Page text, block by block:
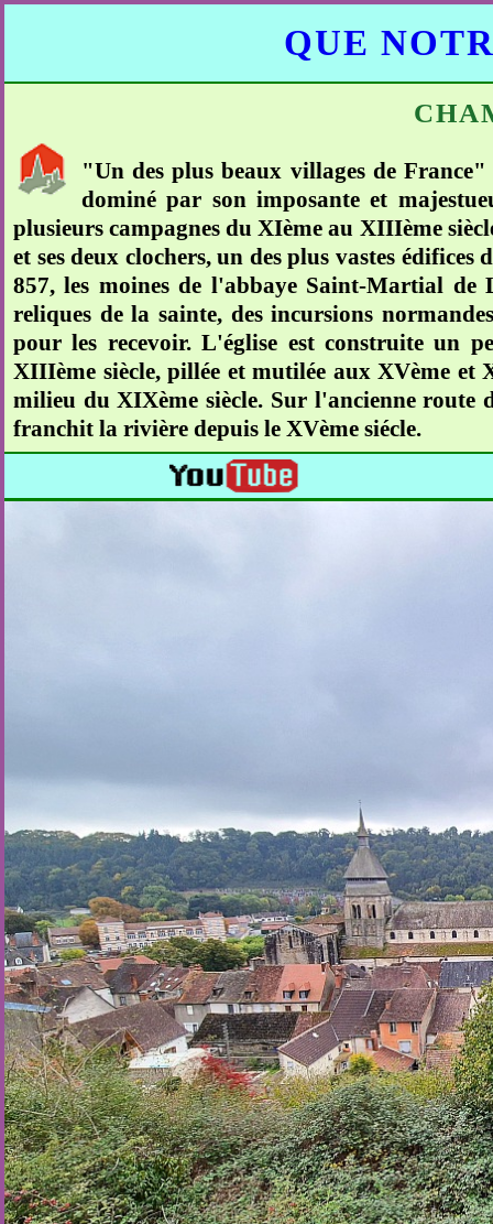
QUE
"Un des plus beaux villages de
dominé par son imposante et
plusieurs campagnes du XIème au XIIIème
et ses deux clochers, un des plus vastes
857, les moines de l'abbaye Saint-Martial
reliques de la sainte, des incursions
pour les recevoir. L'église est construite un
XIIIème siècle, pillée et mutilée aux XVème et
milieu du XIXème siècle. Sur l'ancienne route
franchit la rivière depuis le XVème siécle.